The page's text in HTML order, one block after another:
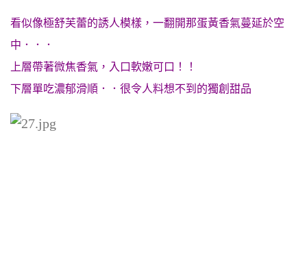
看似像極舒芙蕾的誘人模樣，一翻開那蛋黃香氣蔓延於空
中．．．
上層帶著微焦香氣，入口軟嫩可口！！
下層單吃濃郁滑順．．很令人料想不到的獨創甜品